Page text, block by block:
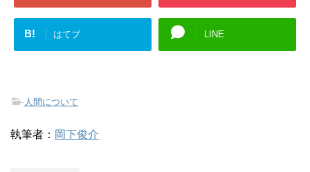
B! はてブ LINE
- 人間について
執筆者： 岡下俊介